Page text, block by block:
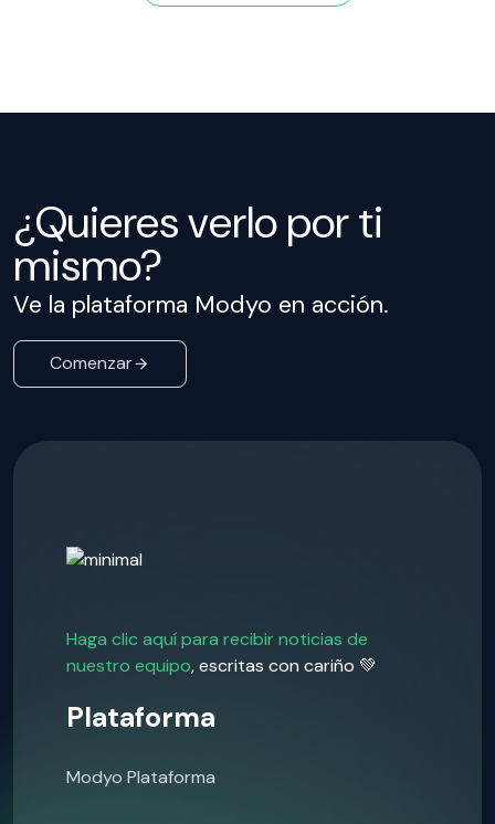
¿Quieres verlo por ti
mismo?
Ve la plataforma Modyo en acción.
Comenzar
Haga clic aquí para recibir noticias de
nuestro equipo, escritas con cariño 💚
Plataforma
Modyo Plataforma